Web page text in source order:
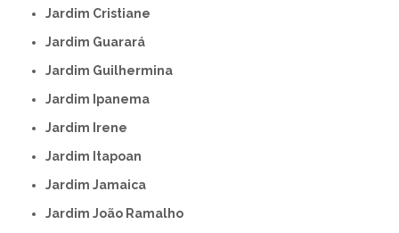
Jardim Cristiane
Jardim Guarará
Jardim Guilhermina
Jardim Ipanema
Jardim Irene
Jardim Itapoan
Jardim Jamaica
Jardim João Ramalho